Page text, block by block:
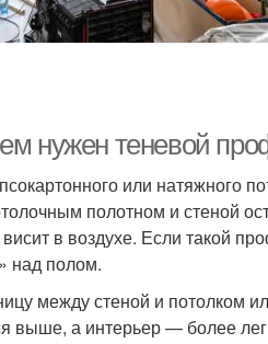
нужен теневой
или натяжного
полотном и стеной
в воздухе. Если такой
над полом.
между стеной и потолком
выше, а интерьер — более